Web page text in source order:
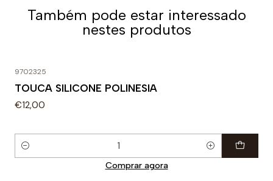
Perfeita para nadar. Projetado para uso diário em
treinos ou competições. A densidade específica do
Também pode estar interessado
nestes produtos
9702325
TOUCA SILICONE POLINESIA
€12,00
Quantidade
Comprar agora